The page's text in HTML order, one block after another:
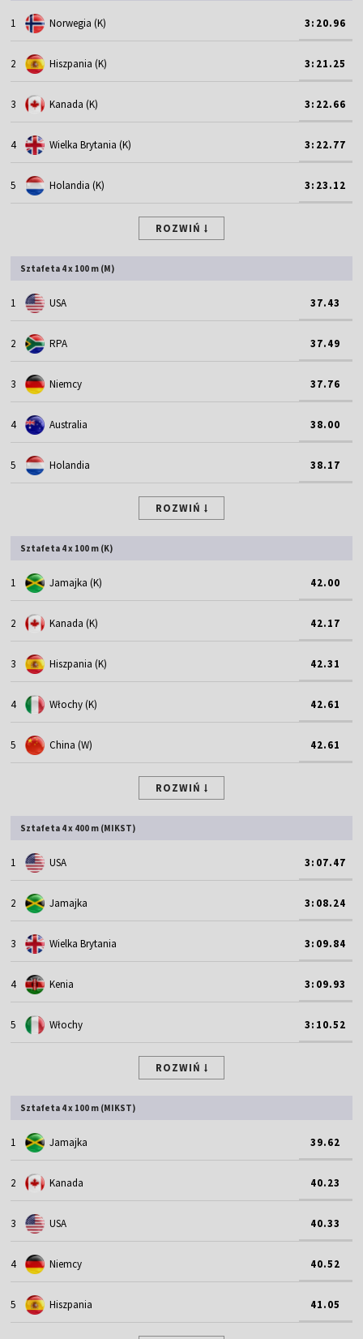
1 Norwegia (K) 3:20.96
2 Hiszpania (K) 3:21.25
3 Kanada (K) 3:22.66
4 Wielka Brytania (K) 3:22.77
5 Holandia (K) 3:23.12
ROZWIŃ
Sztafeta 4 x 100 m (M)
1 USA 37.43
2 RPA 37.49
3 Niemcy 37.76
4 Australia 38.00
5 Holandia 38.17
ROZWIŃ
Sztafeta 4 x 100 m (K)
1 Jamajka (K) 42.00
2 Kanada (K) 42.17
3 Hiszpania (K) 42.31
4 Włochy (K) 42.61
5 China (W) 42.61
ROZWIŃ
Sztafeta 4 x 400 m (MIKST)
1 USA 3:07.47
2 Jamajka 3:08.24
3 Wielka Brytania 3:09.84
4 Kenia 3:09.93
5 Włochy 3:10.52
ROZWIŃ
Sztafeta 4 x 100 m (MIKST)
1 Jamajka 39.62
2 Kanada 40.23
3 USA 40.33
4 Niemcy 40.52
5 Hiszpania 41.05